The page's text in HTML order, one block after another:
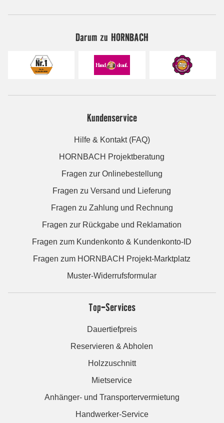
Darum zu HORNBACH
Kundenservice
Hilfe & Kontakt (FAQ)
HORNBACH Projektberatung
Fragen zur Onlinebestellung
Fragen zu Versand und Lieferung
Fragen zu Zahlung und Rechnung
Fragen zur Rückgabe und Reklamation
Fragen zum Kundenkonto & Kundenkonto-ID
Fragen zum HORNBACH Projekt-Marktplatz
Muster-Widerrufsformular
Top-Services
Dauertiefpreis
Reservieren & Abholen
Holzzuschnitt
Mietservice
Anhänger- und Transportervermietung
Handwerker-Service